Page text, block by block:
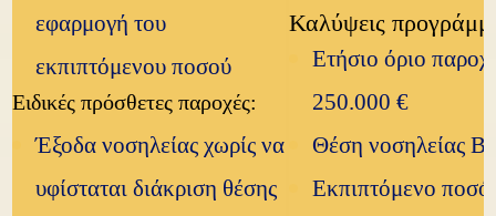
εφαρμογή του
εκπιπτόμενου ποσού
Ειδικές πρόσθετες παροχές:
Έξοδα νοσηλείας χωρίς να
υφίσταται διάκριση θέσης
Καλύψεις
Ετήσιο όριο
250.000 €
Θέση νοσηλείας Β΄
Εκπιπτόμενο